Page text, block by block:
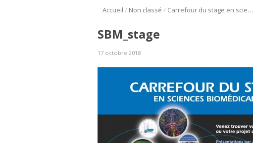
Accueil / Non classé / Carrefour du stage en sciences biomédicales
SBM_stage
17 octobre 2018